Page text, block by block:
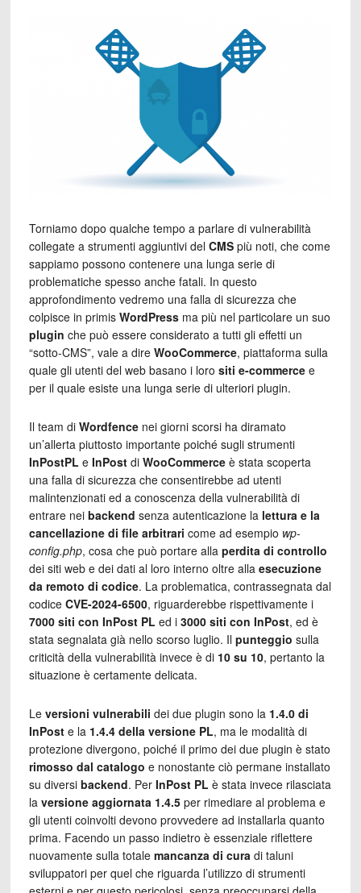
Torniamo dopo qualche tempo a parlare di vulnerabilità
collegate a strumenti aggiuntivi del CMSpiù noti, che come
sappiamo possono contenere una lunga serie di
problematiche spesso anche fatali. In questo
approfondimento vedremo una falla di sicurezza che
colpisce in primis WordPressma più nel particolare un suo
plugin che può essere considerato a tutti gli effetti un
“sotto-CMS”, vale a dire WooCommerce, piattaforma sulla
quale gli utenti del web basano i loro siti e-commercee
per il quale esiste una lunga serie di ulteriori plugin.
Il team di Wordfencenei giorni scorsi ha diramato
un’allerta piuttosto importante poiché sugli strumenti
InPostPL e InPostdi WooCommerceè stata scoperta
una falla di sicurezza che consentirebbe ad utenti
malintenzionati ed a conoscenza della vulnerabilità di
entrare nei backend senza autenticazione la lettura e la
cancellazione di file arbitrari come ad esempio wp-
config.php, cosa che può portare alla perdita di controllo
dei siti web e dei dati al loro interno oltre alla esecuzione
da remoto di codice. La problematica, contrassegnata dal
codice CVE-2024-6500, riguarderebbe rispettivamente i
7000 siti con InPost PL ed i 3000 siti con InPost, ed è
stata segnalata già nello scorso luglio. Il punteggio sulla
criticità della vulnerabilità invece è di 10 su 10, pertanto la
situazione è certamente delicata.
Le versioni vulnerabili dei due plugin sono la 1.4.0 di
InPoste la 1.4.4 della versione PL, ma le modalità di
protezione divergono, poiché il primo dei due plugin è stato
rimosso dal catalogo e nonostante ciò permane installato
su diversi backend. Per InPost PL è stata invece rilasciata
la versione aggiornata 1.4.5per rimediare al problema e
gli utenti coinvolti devono provvedere ad installarla quanto
prima. Facendo un passo indietro è essenziale riflettere
nuovamente sulla totale mancanza di cura di taluni
sviluppatori per quel che riguarda l’utilizzo di strumenti